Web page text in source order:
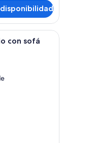
televisor.
hotel con cama, escritorio,
con sofá